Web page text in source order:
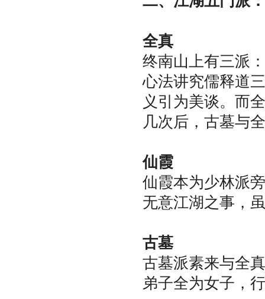
全真
终南山上有三派
心法讲究儒释道
义引为美谈。而
几次后，古墓与
仙霞
仙霞本为少林派
无意江湖之事，
古墓
古墓派素来与全
弟子全为女子，